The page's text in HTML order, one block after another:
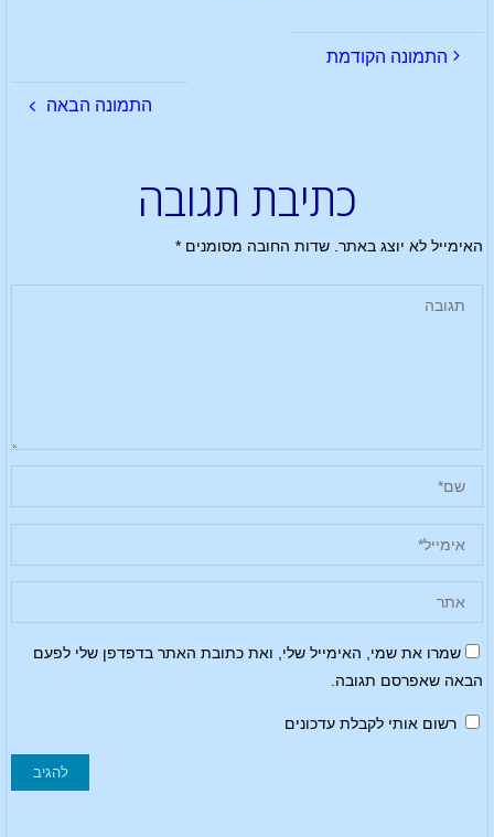
התמונה הקודמת
התמונה הבאה
כתיבת תגובה
האימייל לא יוצג באתר. שדות החובה מסומנים*
שמרו את שמי, האימייל שלי, ואת כתובת האתר בדפדפן שלי לפעם
הבאה שאפרסם תגובה.
רשום אותי לקבלת עדכונים